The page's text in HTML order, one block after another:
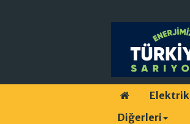
Elektrik
Diğerleri